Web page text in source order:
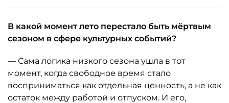
В какой момент лето перестало быть мёртвым
сезоном в сфере культурных событий?
— Сама логика низкого сезона ушла в тот
момент, когда свободное время стало
восприниматься как отдельная ценность, а не как
остаток между работой и отпуском. И его,